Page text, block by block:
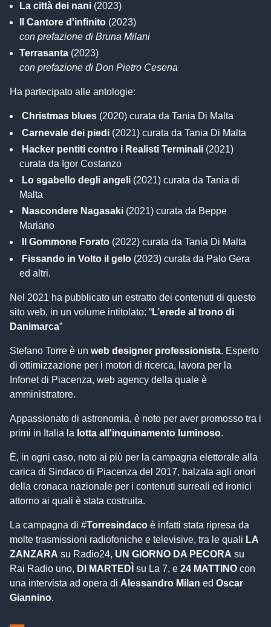
La città dei nani (2023)
Il Cantore d'infinito (2023)
con prefazione di Bruna Milani
Terrasanta (2023)
con prefazione di Don Pietro Cesena
Ha partecipato alle antologie:
Christmas blues (2020) curata da Tania Di Malta
Carnevale dei piedi (2021) curata da Tania Di Malta
Hacker pentiti contro i Realisti Terminali (2021)
curata da Igor Costanzo
Lo sgabello degli angeli (2021) curata da Tania di
Malta
Nascondere Nagasaki (2021) curata da Beppe
Mariano
Il Gommone Forato (2022) curata da Tania Di Malta
Fissando in Volto il gelo (2023) curata da Palo Gera
ed altri.
Nel 2021 ha pubblicato un estratto dei contenuti di questo
sito web, in un volume intitolato: “L’erede al trono di
Danimarca”
Stefano Torre è un web designer professionista. Esperto
di ottimizzazione per i motori di ricerca, lavora per la
Infonet di Piacenza, web agency della quale è
amministratore.
Appassionato di astronomia, è noto per aver promosso tra i
primi in Italia la lotta all'inquinamento luminoso.
È, in ogni caso, noto ai più per la campagna elettorale alla
carica di Sindaco di Piacenza del 2017, balzata agli onori
della cronaca nazionale per i contenuti surreali ed ironici
attorno ai quali è stata costruita.
La campagna di #Torresindaco è infatti stata ripresa da
molte trasmissioni radiofoniche e televisive, tra le quali LA
ZANZARA su Radio24, UN GIORNO DA PECORA su
Rai Radio uno, DI MARTEDÌ su La 7, e 24 MATTINO con
una intervista ad opera di Alessandro Milan ed Oscar
Giannino.